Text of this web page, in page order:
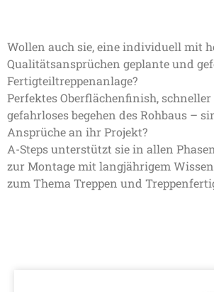
Wollen auch sie, eine individuell mit
Qualitätsansprüchen geplante und
Fertigteiltreppenanlage?
Perfektes Oberflächenfinish,
gefahrloses begehen des Rohbaus –
Ansprüche an ihr Projekt?
A-Steps unterstützt sie in allen
zur Montage mit langjährigem
zum Thema Treppen und